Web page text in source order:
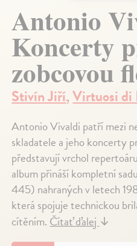
Antonio
Koncerty
zobcovou
Stivín Jiří,Virtuosi di
Antonio Vivaldi patří mezi
skladatele a jeho koncerty
představují vrchol
album přináší kompletní
445) nahraných v letech
která spojuje technickou
cítěním. Čítať ďalej ↓